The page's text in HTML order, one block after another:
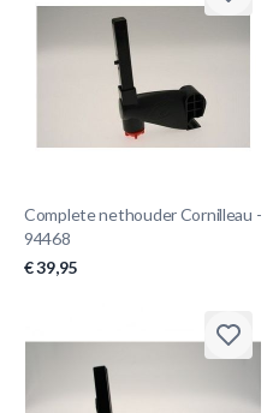
Complete nethouder Cornilleau -
94468
€ 39,95